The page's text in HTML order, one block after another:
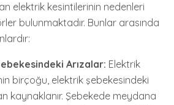
elektrik kesintilerinin nedenleri
bulunmaktadır. Bunlar arasında
Arızalar: Elektrik
birçoğu, elektrik şebekesindeki
kaynaklanır. Şebekede meydana